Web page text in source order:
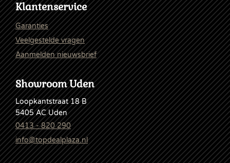
Klantenservice
Garanties
Veelgestelde vragen
Aanmelden nieuwsbrief
Showroom Uden
Loopkantstraat 18 B
5405 AC Uden
0413 - 820 290
info@topdealplaza.nl